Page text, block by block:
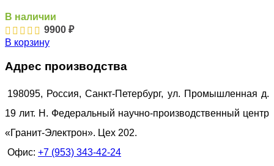
В наличии
9900 ₽
В корзину
Адрес производства
198095, Россия, Санкт-Петербург, ул. Промышленная д.
19 лит. Н. Федеральный научно-производственный центр
«Гранит-Электрон». Цех 202.
Офис: +7 (953) 343-42-24